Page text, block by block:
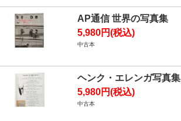
AP通信 世界の写真集
5,980円(税込)
中古本
ヘンク・エレンガ写真集
5,980円(税込)
中古本